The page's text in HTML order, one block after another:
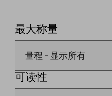
最大称量
可读性